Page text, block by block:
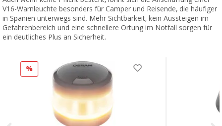
V16-Warnleuchte besonders für Camper und Reisende, die häufiger
in Spanien unterwegs sind. Mehr Sichtbarkeit, kein Aussteigen im
Gefahrenbereich und eine schnellere Ortung im Notfall sorgen für
ein deutliches Plus an Sicherheit.
%